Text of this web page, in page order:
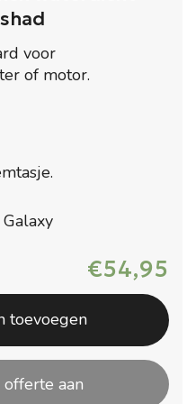
voor
of motor.
€54,95
toevoegen
aan